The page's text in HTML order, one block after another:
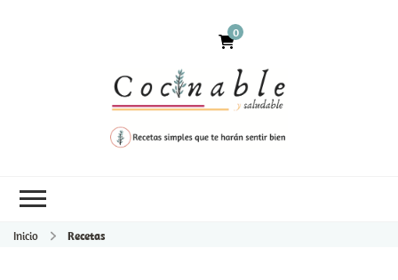
0
Inicio Recetas